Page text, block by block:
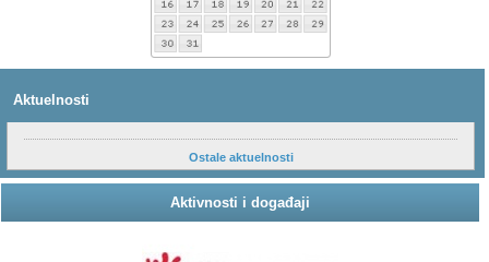
Aktuelnosti
Ostale aktuelnosti
Aktivnosti i događaji